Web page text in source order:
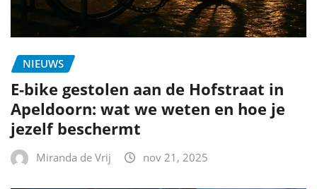
NIEUWS
E-bike gestolen aan de Hofstraat in
Apeldoorn: wat we weten en hoe je
jezelf beschermt
Miranda de Vrij nov 21, 2025